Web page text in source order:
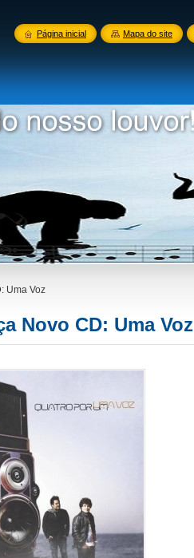
Uma Voz
Novo CD: Uma Voz
Página inicial Mapa do site